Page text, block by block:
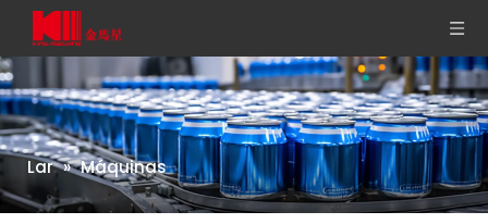
Lar » Máquinas